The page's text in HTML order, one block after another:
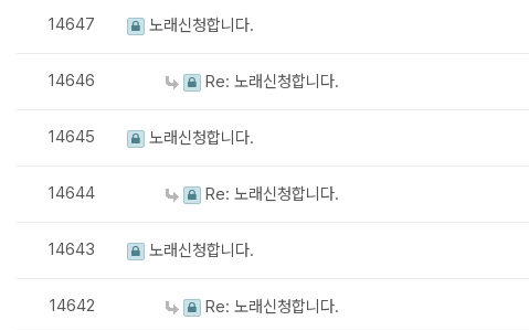
14647 노래신청합니다.
14646 Re: 노래신청합니다.
14645 노래신청합니다.
14644 Re: 노래신청합니다.
14643 노래신청합니다.
14642 Re: 노래신청합니다.